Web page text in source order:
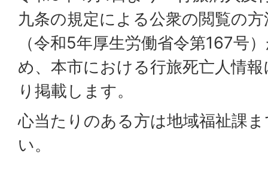
九条の規定による公衆の閲覧の
（令和5年厚生労働省令第167号
め、本市における行旅死亡人情
り掲載します。
心当たりのある方は地域福祉課
い。